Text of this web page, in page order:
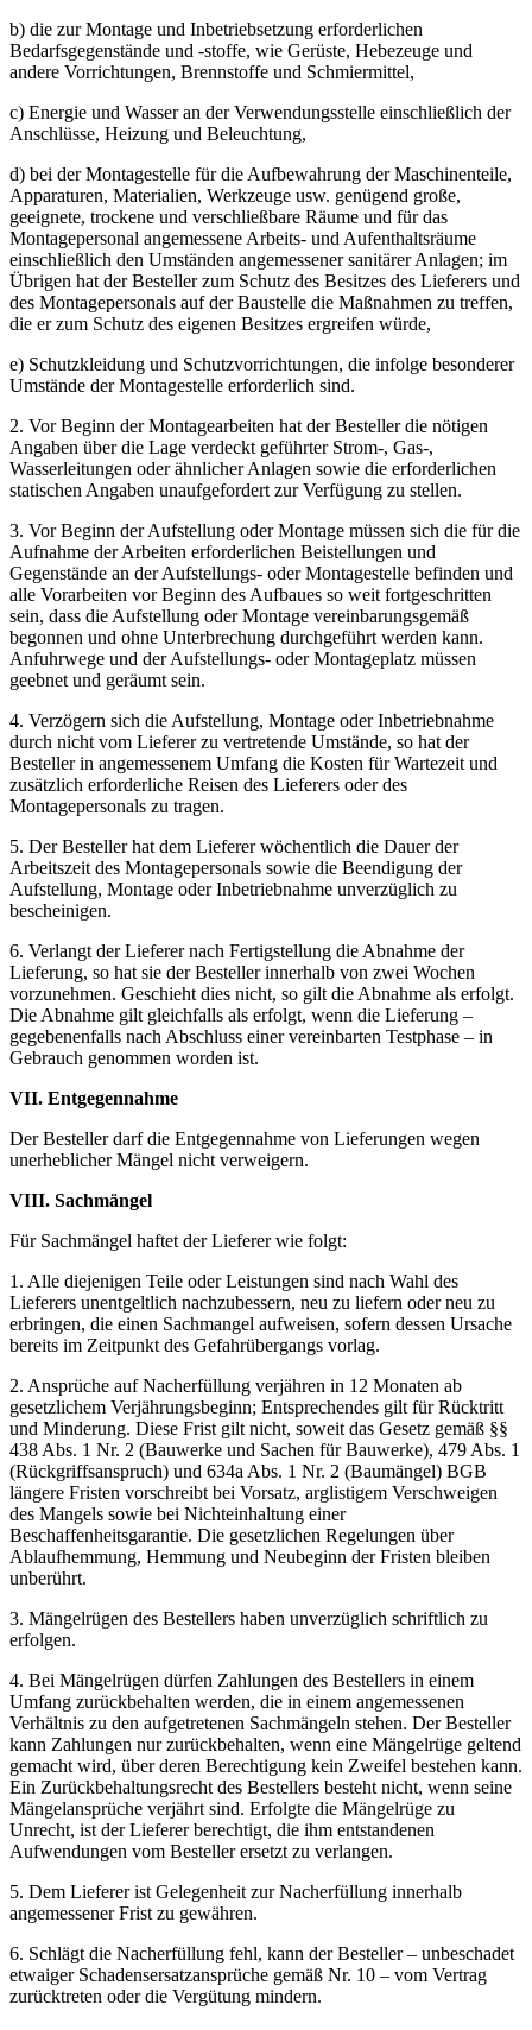
b) die zur Montage und Inbetriebsetzung erforderlichen
Bedarfsgegenstände und -stoffe, wie Gerüste, Hebezeuge und
andere Vorrichtungen, Brennstoffe und Schmiermittel,
c) Energie und Wasser an der Verwendungsstelle einschließlich der
Anschlüsse, Heizung und Beleuchtung,
d) bei der Montagestelle für die Aufbewahrung der Maschinenteile,
Apparaturen, Materialien, Werkzeuge usw. genügend große,
geeignete, trockene und verschließbare Räume und für das
Montagepersonal angemessene Arbeits- und Aufenthaltsräume
einschließlich den Umständen angemessener sanitärer Anlagen; im
Übrigen hat der Besteller zum Schutz des Besitzes des Lieferers und
des Montagepersonals auf der Baustelle die Maßnahmen zu treffen,
die er zum Schutz des eigenen Besitzes ergreifen würde,
e) Schutzkleidung und Schutzvorrichtungen, die infolge besonderer
Umstände der Montagestelle erforderlich sind.
2. Vor Beginn der Montagearbeiten hat der Besteller die nötigen
Angaben über die Lage verdeckt geführter Strom-, Gas-,
Wasserleitungen oder ähnlicher Anlagen sowie die erforderlichen
statischen Angaben unaufgefordert zur Verfügung zu stellen.
3. Vor Beginn der Aufstellung oder Montage müssen sich die für die
Aufnahme der Arbeiten erforderlichen Beistellungen und
Gegenstände an der Aufstellungs- oder Montagestelle befinden und
alle Vorarbeiten vor Beginn des Aufbaues so weit fortgeschritten
sein, dass die Aufstellung oder Montage vereinbarungsgemäß
begonnen und ohne Unterbrechung durchgeführt werden kann.
Anfuhrwege und der Aufstellungs- oder Montageplatz müssen
geebnet und geräumt sein.
4. Verzögern sich die Aufstellung, Montage oder Inbetriebnahme
durch nicht vom Lieferer zu vertretende Umstände, so hat der
Besteller in angemessenem Umfang die Kosten für Wartezeit und
zusätzlich erforderliche Reisen des Lieferers oder des
Montagepersonals zu tragen.
5. Der Besteller hat dem Lieferer wöchentlich die Dauer der
Arbeitszeit des Montagepersonals sowie die Beendigung der
Aufstellung, Montage oder Inbetriebnahme unverzüglich zu
bescheinigen.
6. Verlangt der Lieferer nach Fertigstellung die Abnahme der
Lieferung, so hat sie der Besteller innerhalb von zwei Wochen
vorzunehmen. Geschieht dies nicht, so gilt die Abnahme als erfolgt.
Die Abnahme gilt gleichfalls als erfolgt, wenn die Lieferung –
gegebenenfalls nach Abschluss einer vereinbarten Testphase – in
Gebrauch genommen worden ist.
VII. Entgegennahme
Der Besteller darf die Entgegennahme von Lieferungen wegen
unerheblicher Mängel nicht verweigern.
VIII. Sachmängel
Für Sachmängel haftet der Lieferer wie folgt:
1. Alle diejenigen Teile oder Leistungen sind nach Wahl des
Lieferers unentgeltlich nachzubessern, neu zu liefern oder neu zu
erbringen, die einen Sachmangel aufweisen, sofern dessen Ursache
bereits im Zeitpunkt des Gefahrübergangs vorlag.
2. Ansprüche auf Nacherfüllung verjähren in 12 Monaten ab
gesetzlichem Verjährungsbeginn; Entsprechendes gilt für Rücktritt
und Minderung. Diese Frist gilt nicht, soweit das Gesetz gemäß §§
438 Abs. 1 Nr. 2 (Bauwerke und Sachen für Bauwerke), 479 Abs. 1
(Rückgriffsanspruch) und 634a Abs. 1 Nr. 2 (Baumängel) BGB
längere Fristen vorschreibt bei Vorsatz, arglistigem Verschweigen
des Mangels sowie bei Nichteinhaltung einer
Beschaffenheitsgarantie. Die gesetzlichen Regelungen über
Ablaufhemmung, Hemmung und Neubeginn der Fristen bleiben
unberührt.
3. Mängelrügen des Bestellers haben unverzüglich schriftlich zu
erfolgen.
4. Bei Mängelrügen dürfen Zahlungen des Bestellers in einem
Umfang zurückbehalten werden, die in einem angemessenen
Verhältnis zu den aufgetretenen Sachmängeln stehen. Der Besteller
kann Zahlungen nur zurückbehalten, wenn eine Mängelrüge geltend
gemacht wird, über deren Berechtigung kein Zweifel bestehen kann.
Ein Zurückbehaltungsrecht des Bestellers besteht nicht, wenn seine
Mängelansprüche verjährt sind. Erfolgte die Mängelrüge zu
Unrecht, ist der Lieferer berechtigt, die ihm entstandenen
Aufwendungen vom Besteller ersetzt zu verlangen.
5. Dem Lieferer ist Gelegenheit zur Nacherfüllung innerhalb
angemessener Frist zu gewähren.
6. Schlägt die Nacherfüllung fehl, kann der Besteller – unbeschadet
etwaiger Schadensersatzansprüche gemäß Nr. 10 – vom Vertrag
zurücktreten oder die Vergütung mindern.